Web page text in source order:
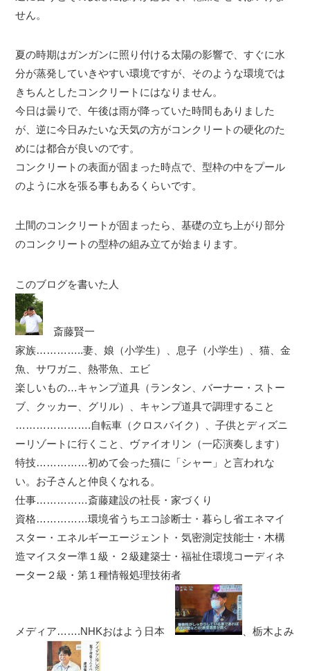
せん。
夏の時期はガンガンに照り付ける太陽の影響で、すぐに水
分が蒸発していきやすい環境ですが、そのような環境では
きちんとしたコンクリートにはなりません。
今日は曇りで、午後は雨が降っていた時間もありました
が、逆に今日みたいな天気の方がコンクリートの硬化のた
めには都合が良いのです。
コンクリートの表面が固まった時点で、型枠の中をプール
のように水を張る事もあるくらいです。
土間のコンクリートが固まったら、基礎の立ち上がり部分
のコンクリートの型枠の組み立てが始まります。
このブログを書いた人
斎藤賢一
家族…………..妻、娘（小学生）、息子（小学生）、猫、金
魚、サワガニ、熱帯魚、エビ
楽しいもの…キャンプ道具（ランタン、バーナー・ストー
ブ、クッカー、グリル）、キャンプ道具で調理すること
………………….自転車（クロスバイク）、子供とディズニ
ーリゾートに行くこと、ヴァイオリン（一応演奏します）
特技……………初めて会った猫に「シャー」と言われな
い。お子さんと仲良くなれる。
仕事……………斎藤建設の社長・家づくり
資格……………環境省うちエコ診断士・暮らし省エネマイ
スター・エネルギーエージェント・気密測定技能士・木構
造マイスター準１級・２級建築士・福祉住環境コーディネ
ーター２級・第１種情報処理技術者
メディア…….NHKおはよう日本 、栃木よみ